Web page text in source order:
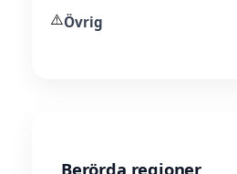
⚠️Övrig
Berörda regioner